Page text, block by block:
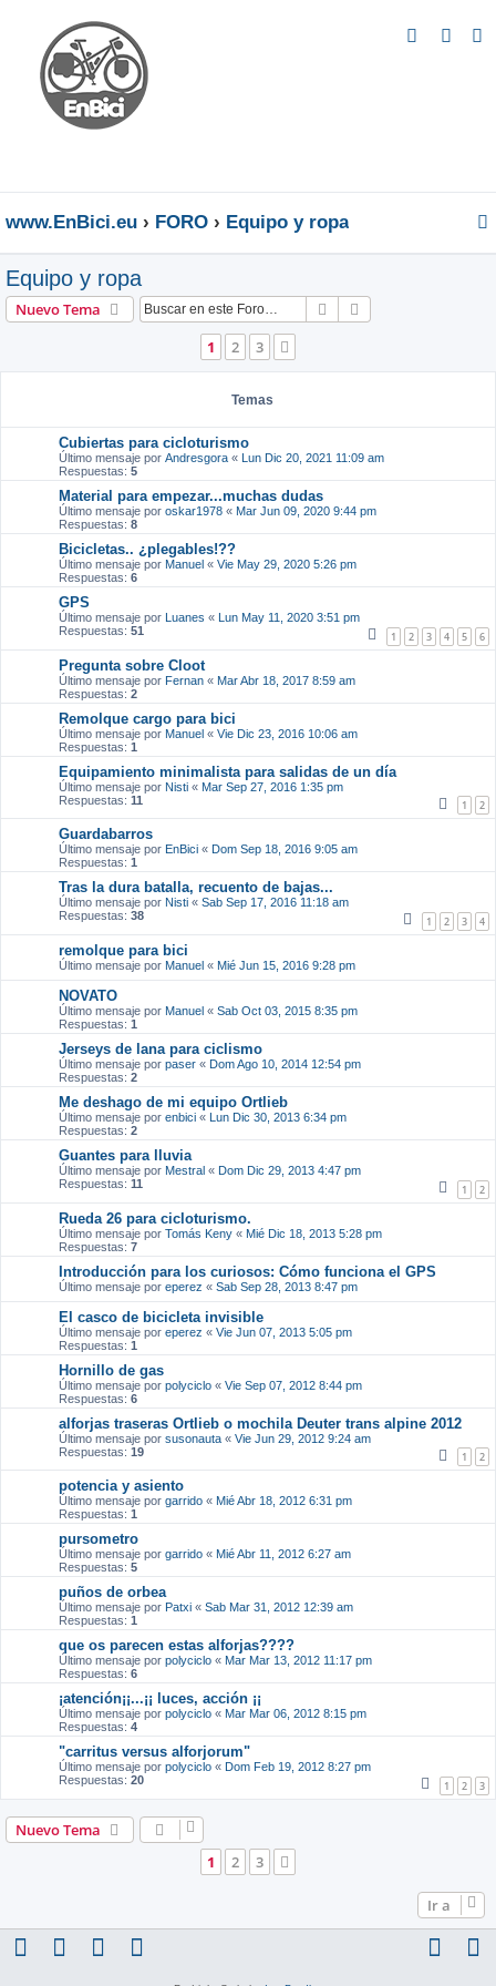
www.EnBici.eu FORO Equipo y ropa
Equipo y ropa
Nuevo Tema Buscar
1
2 3
Temas
Cubiertas para cicloturismo
Último mensaje por Andresgora « Lun Dic 20, 2021 11:09 am
Respuestas: 5
Material para empezar...muchas dudas
Último mensaje por oskar1978 « Mar Jun 09, 2020 9:44 pm
Respuestas: 8
Bicicletas.. ¿plegables!??
Último mensaje por Manuel « Vie May 29, 2020 5:26 pm
Respuestas: 6
GPS
Último mensaje por Luanes « Lun May 11, 2020 3:51 pm
Respuestas: 51 1 2 3 4 5 6
Pregunta sobre Cloot
Último mensaje por Fernan « Mar Abr 18, 2017 8:59 am
Respuestas: 2
Remolque cargo para bici
Último mensaje por Manuel « Vie Dic 23, 2016 10:06 am
Respuestas: 1
Equipamiento minimalista para salidas de un día
Último mensaje por Nisti « Mar Sep 27, 2016 1:35 pm
Respuestas: 11 1 2
Guardabarros
Último mensaje por EnBici « Dom Sep 18, 2016 9:05 am
Respuestas: 1
Tras la dura batalla, recuento de bajas...
Último mensaje por Nisti « Sab Sep 17, 2016 11:18 am
Respuestas: 38 1 2 3 4
remolque para bici
Último mensaje por Manuel « Mié Jun 15, 2016 9:28 pm
NOVATO
Último mensaje por Manuel « Sab Oct 03, 2015 8:35 pm
Respuestas: 1
Jerseys de lana para ciclismo
Último mensaje por paser « Dom Ago 10, 2014 12:54 pm
Respuestas: 2
Me deshago de mi equipo Ortlieb
Último mensaje por enbici « Lun Dic 30, 2013 6:34 pm
Respuestas: 2
Guantes para lluvia
Último mensaje por Mestral « Dom Dic 29, 2013 4:47 pm
Respuestas: 11 1 2
Rueda 26 para cicloturismo.
Último mensaje por Tomás Keny « Mié Dic 18, 2013 5:28 pm
Respuestas: 7
Introducción para los curiosos: Cómo funciona el GPS
Último mensaje por eperez « Sab Sep 28, 2013 8:47 pm
El casco de bicicleta invisible
Último mensaje por eperez « Vie Jun 07, 2013 5:05 pm
Respuestas: 1
Hornillo de gas
Último mensaje por polyciclo « Vie Sep 07, 2012 8:44 pm
Respuestas: 6
alforjas traseras Ortlieb o mochila Deuter trans alpine 2012
Último mensaje por susonauta « Vie Jun 29, 2012 9:24 am
Respuestas: 19 1 2
potencia y asiento
Último mensaje por garrido « Mié Abr 18, 2012 6:31 pm
Respuestas: 1
pursometro
Último mensaje por garrido « Mié Abr 11, 2012 6:27 am
Respuestas: 5
puños de orbea
Último mensaje por Patxi « Sab Mar 31, 2012 12:39 am
Respuestas: 1
que os parecen estas alforjas????
Último mensaje por polyciclo « Mar Mar 13, 2012 11:17 pm
Respuestas: 6
¡atención¡¡...¡¡ luces, acción ¡¡
Último mensaje por polyciclo « Mar Mar 06, 2012 8:15 pm
Respuestas: 4
"carritus versus alforjorum"
Último mensaje por polyciclo « Dom Feb 19, 2012 8:27 pm
Respuestas: 20 1 2 3
Nuevo Tema
1
2 3
Ir a